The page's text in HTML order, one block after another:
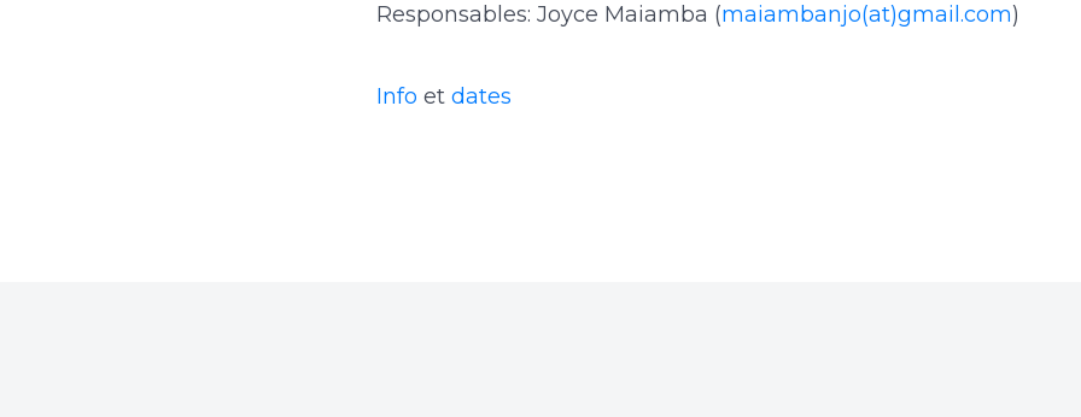
Responsables: Joyce Maiamba (maiambanjo(at)gmail.com)
Info et dates